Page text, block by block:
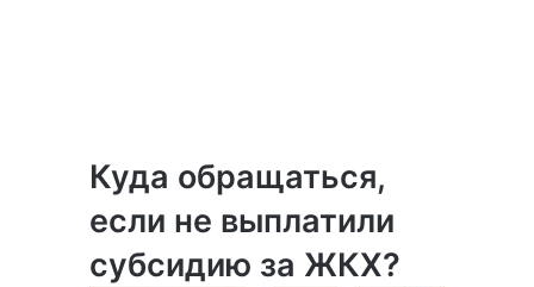
Куда обращаться,
если не выплатили
субсидию за ЖКХ?